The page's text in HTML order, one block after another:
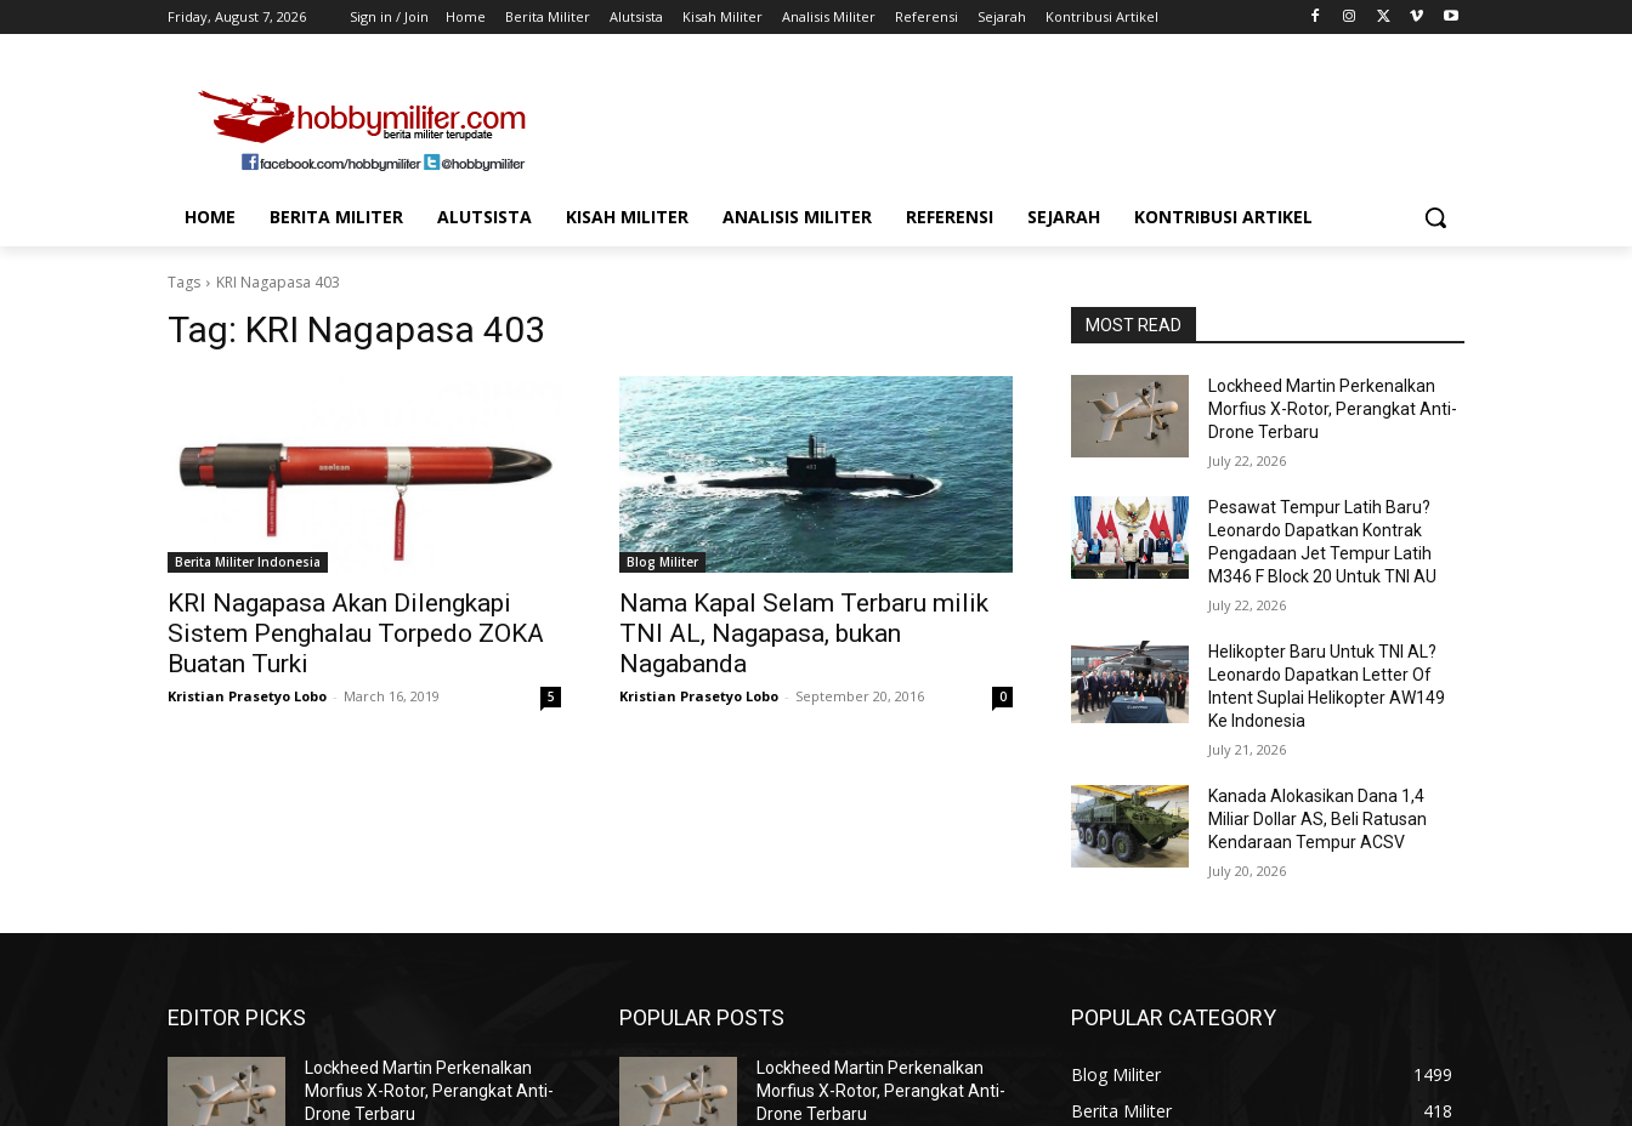
Friday, August 7, 2026 Sign in / Join Home Berita Militer Alutsista Kisah Militer Analisis Militer Referensi Sejarah Kontribusi Artikel
HOME BERITA MILITER ALUTSISTA KISAH MILITER ANALISIS MILITER REFERENSI SEJARAH KONTRIBUSI ARTIKEL
Tags KRI Nagapasa 403
Tag: KRI Nagapasa 403
Berita Militer Indonesia
KRI Nagapasa Akan Dilengkapi
Sistem Penghalau Torpedo ZOKA
Buatan Turki
Kristian Prasetyo Lobo - March 16, 2019 5
Blog Militer
Nama Kapal Selam Terbaru milik
TNI AL, Nagapasa, bukan
Nagabanda
Kristian Prasetyo Lobo - September 20, 2016 0
MOST READ
Lockheed Martin Perkenalkan
Morfius X-Rotor, Perangkat Anti-
Drone Terbaru
July 22, 2026
Pesawat Tempur Latih Baru?
Leonardo Dapatkan Kontrak
Pengadaan Jet Tempur Latih
M346 F Block 20 Untuk TNI AU
July 22, 2026
Helikopter Baru Untuk TNI AL?
Leonardo Dapatkan Letter Of
Intent Suplai Helikopter AW149
Ke Indonesia
July 21, 2026
Kanada Alokasikan Dana 1,4
Miliar Dollar AS, Beli Ratusan
Kendaraan Tempur ACSV
July 20, 2026
EDITOR PICKS
Lockheed Martin Perkenalkan
Morfius X-Rotor, Perangkat Anti-
Drone Terbaru
POPULAR POSTS
Lockheed Martin Perkenalkan
Morfius X-Rotor, Perangkat Anti-
Drone Terbaru
POPULAR CATEGORY
Blog Militer
1499
Berita Militer
418